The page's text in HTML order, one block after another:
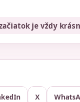
je vždy
X